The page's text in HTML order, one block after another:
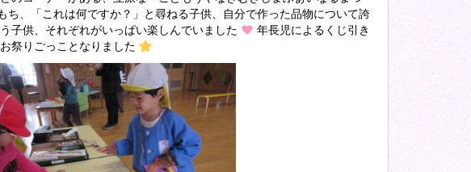
ち、「これは何ですか？」と尋ねる子供、自分で作った品物について誇
子供、それぞれがいっぱい楽しんでいました
年長児によるくじ引き
祭りごっことなりました